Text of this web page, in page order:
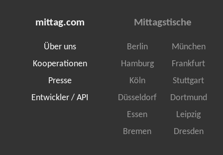
mittag.com
Über uns
Kooperationen
Presse
Entwickler / API
Mittagstische
Berlin
München
Hamburg
Frankfurt
Köln
Stuttgart
Düsseldorf
Dortmund
Essen
Leipzig
Bremen
Dresden